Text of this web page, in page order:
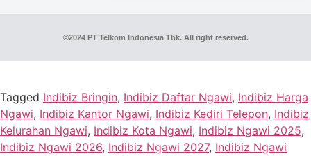
©2024 PT Telkom Indonesia Tbk. All right reserved.
Tagged Indibiz Bringin, Indibiz Daftar Ngawi, Indibiz Harga
Ngawi, Indibiz Kantor Ngawi, Indibiz Kediri Telepon, Indibiz
Kelurahan Ngawi, Indibiz Kota Ngawi, Indibiz Ngawi 2025,
Indibiz Ngawi 2026, Indibiz Ngawi 2027, Indibiz Ngawi